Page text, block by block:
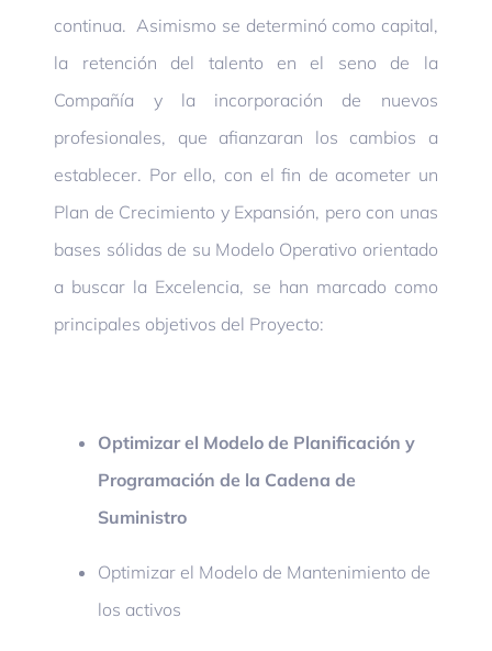
continua. Asimismo se determinó como capital,
la retención del talento en el seno de la
Compañía y la incorporación de nuevos
profesionales, que afianzaran los cambios a
establecer. Por ello, con el fin de acometer un
Plan de Crecimiento y Expansión, pero con unas
bases sólidas de su Modelo Operativo orientado
a buscar la Excelencia, se han marcado como
principales objetivos del Proyecto:
Optimizar el Modelo de Planificación y
Programación de la Cadena de
Suministro
Optimizar el Modelo de Mantenimiento de
los activos